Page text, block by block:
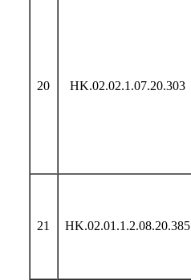
20 HK.02.02.1.07.20.303
21 HK.02.01.1.2.08.20.385